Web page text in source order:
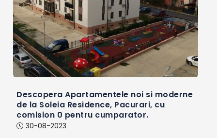
Descopera Apartamentele noi si moderne
de la Soleia Residence, Pacurari, cu
comision 0 pentru cumparator.
30-08-2023